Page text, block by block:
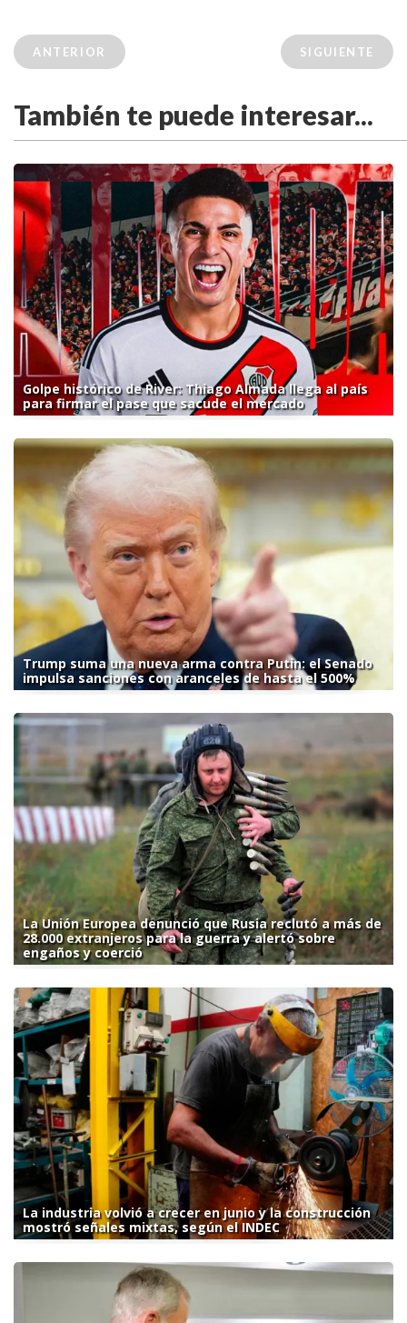
ANTERIOR SIGUIENTE
También te puede interesar...
Golpe histórico de River: Thiago Almada llega al país
para firmar el pase que sacude el mercado
Trump suma una nueva arma contra Putin: el Senado
impulsa sanciones con aranceles de hasta el 500%
La Unión Europea denunció que Rusia reclutó a más de
28.000 extranjeros para la guerra y alertó sobre
engaños y coerció
La industria volvió a crecer en junio y la construcción
mostró señales mixtas, según el INDEC